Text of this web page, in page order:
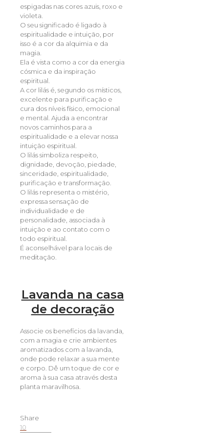
espigadas nas cores azuis, roxo e
violeta.
O seu significado é ligado à
espiritualidade e intuição, por
isso é a cor da alquimia e da
magia.
Ela é vista como a cor da energia
cósmica e da inspiração
espiritual.
A cor lilás é, segundo os místicos,
excelente para purificação e
cura dos níveis físico, emocional
e mental. Ajuda a encontrar
novos caminhos para a
espiritualidade e a elevar nossa
intuição espiritual.
O lilás simboliza respeito,
dignidade, devoção, piedade,
sinceridade, espiritualidade,
purificação e transformação.
O lilás representa o mistério,
expressa sensação de
individualidade e de
personalidade, associada à
intuição e ao contato com o
todo espiritual.
É aconselhável para locais de
meditação.
Lavanda na casa
de decoração
Associe os benefícios da lavanda,
com a magia e crie ambientes
aromatizados com a lavanda,
onde pode relaxar a sua mente
e corpo. Dê um toque de cor e
aroma à sua casa através desta
planta maravilhosa.
Share
10